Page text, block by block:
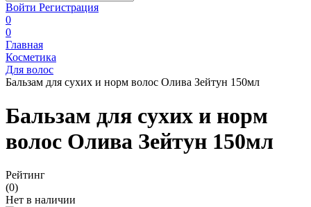
Войти Регистрация
0
0
Главная
Косметика
Для волос
Бальзам для сухих и норм волос Олива Зейтун 150мл
Бальзам для сухих и норм
волос Олива Зейтун 150мл
Рейтинг
(0)
Нет в наличии